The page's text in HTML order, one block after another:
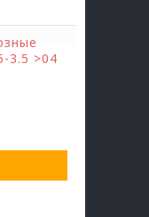
3.5 >04